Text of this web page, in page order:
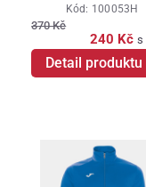
Kód: 100053H
370 Kč
240 Kč s
Detail produktu